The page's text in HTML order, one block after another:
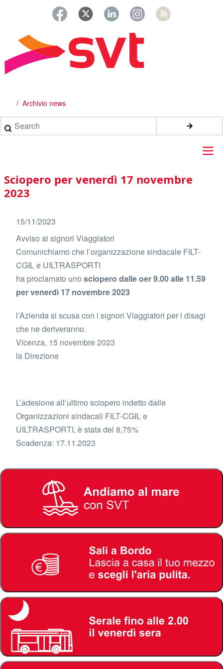
principale
Briciole
di
pane
Archivio news
Search
Main
navigation
Sciopero per venerdì 17 novembre
2023
15/11/2023
Avviso ai signori Viaggiatori
Comunichiamo che l’organizzazione sindacale FILT-
CGIL e UILTRASPORTI
ha proclamato uno sciopero dalle oer 9.00 alle 11.59
per venerdì 17 novembre 2023
l’Azienda si scusa con i signori Viaggiatori per i disagi
che ne deriveranno.
Vicenza, 15 novembre 2023
la Direzione
L’adesione all’ultimo sciopero indetto dalle
Organizzazioni sindacali FILT-CGIL e
UILTRASPORTI, è stata del 8,75%
Scadenza: 17.11.2023